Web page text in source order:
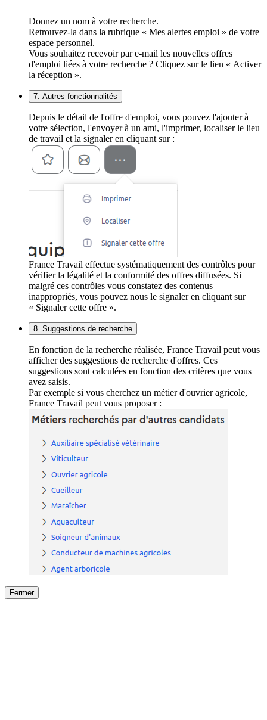
Donnez un nom à votre recherche.
Retrouvez-la dans la rubrique « Mes alertes emploi » de votre
espace personnel.
Vous souhaitez recevoir par e-mail les nouvelles offres
d'emploi liées à votre recherche ? Cliquez sur le lien « Activer
la réception ».
7. Autres fonctionnalités
Depuis le détail de l'offre d'emploi, vous pouvez l'ajouter à
votre sélection, l'envoyer à un ami, l'imprimer, localiser le lieu
de travail et la signaler en cliquant sur :
France Travail effectue systématiquement des contrôles pour
vérifier la légalité et la conformité des offres diffusées. Si
malgré ces contrôles vous constatez des contenus
inappropriés, vous pouvez nous le signaler en cliquant sur
« Signaler cette offre ».
8. Suggestions de recherche
En fonction de la recherche réalisée, France Travail peut vous
afficher des suggestions de recherche d'offres. Ces
suggestions sont calculées en fonction des critères que vous
avez saisis.
Par exemple si vous cherchez un métier d'ouvrier agricole,
France Travail peut vous proposer :
Fermer